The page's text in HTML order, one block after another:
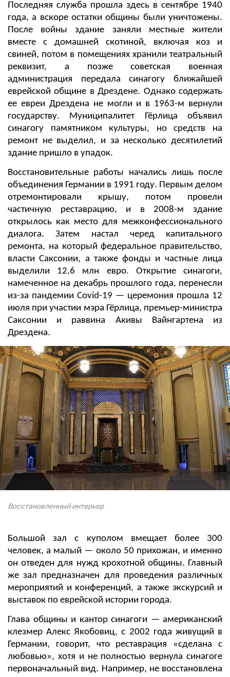
Последняя служба прошла здесь в сентябре 1940
года, а вскоре остатки общины были уничтожены.
После войны здание заняли местные жители
вместе с домашней скотиной, включая коз и
свиней, потом в помещениях хранили театральный
реквизит, а позже советская военная
администрация передала синагогу ближайшей
еврейской общине в Дрездене. Однако содержать
ее евреи Дрездена не могли и в 1963-м вернули
государству. Муниципалитет Гёрлица объявил
синагогу памятником культуры, но средств на
ремонт не выделил, и за несколько десятилетий
здание пришло в упадок.
Восстановительные работы начались лишь после
объединения Германии в 1991 году. Первым делом
отремонтировали крышу, потом провели
частичную реставрацию, и в 2008-м здание
открылось как место для межконфессионального
диалога. Затем настал черед капитального
ремонта, на который федеральное правительство,
власти Саксонии, а также фонды и частные лица
выделили 12,6 млн евро. Открытие синагоги,
намеченное на декабрь прошлого года, перенесли
из-за пандемии Covid-19 — церемония прошла 12
июля при участии мэра Гёрлица, премьер-министра
Саксонии и раввина Акивы Вайнгартена из
Дрездена.
Восстановленный интерьер
Большой зал с куполом вмещает более 300
человек, а малый — около 50 прихожан, и именно
он отведен для нужд крохотной общины. Главный
же зал предназначен для проведения различных
мероприятий и конференций, а также экскурсий и
выставок по еврейской истории города.
Глава общины и кантор синагоги — американский
клезмер Алекс Якобовиц, с 2002 года живущий в
Германии, говорит, что реставрация «сделана с
любовью», хотя и не полностью вернула синагоге
первоначальный вид. Например, не восстановлена